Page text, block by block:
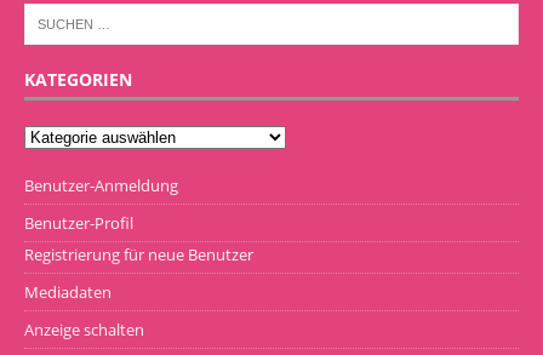
KATEGORIEN
Benutzer-Anmeldung
Benutzer-Profil
Registrierung für neue Benutzer
Mediadaten
Anzeige schalten